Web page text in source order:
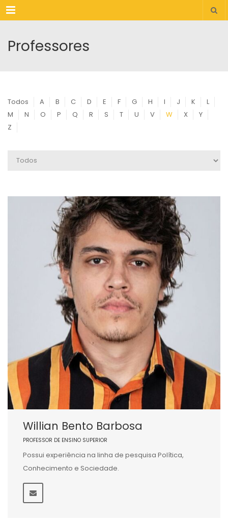
Menu
Professores
Todos A B C D E F G H I J K
L
M
N O P Q R S T U V W X
Y
Z
Willian Bento Barbosa
PROFESSOR DE ENSINO SUPERIOR
Possui experiência na linha de pesquisa Política,
Conhecimento e Sociedade.